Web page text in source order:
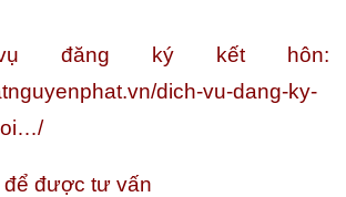
đăng ký kết hôn:
dich-vu-dang-ky-
để được tư vấn